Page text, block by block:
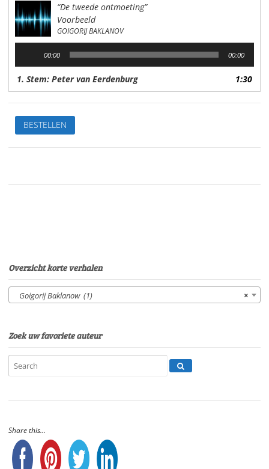
“De tweede ontmoeting”
Voorbeeld
GOIGORIJ BAKLANOV
00:00 00:00
1. Stem: Peter van Eerdenburg 1:30
De
tweede
ontmoetingVan:
Peter
BESTELLEN
Overzicht korte verhalen
×
Goigorij Baklanow (1)
Zoek uw favoriete auteur
Share this...